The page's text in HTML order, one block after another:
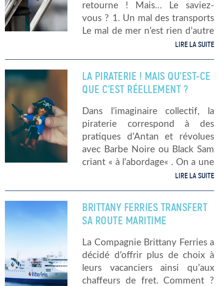
retourne ! Mais… Le saviez-
vous ? 1. Un mal des transports
Le mal de mer n’est rien d’autre
qu’un mal des transports…en
LIRE LA SUITE
LA PIRATERIE ! MAIS QU’EST-CE
QUE C’EST RÉELLEMENT ?
Dans l’imaginaire collectif, la
piraterie correspond à des
pratiques d’Antan et révolues
avec Barbe Noire ou Black Sam
criant « à l’abordage« . On a une
pensée émue pour les pirates
des […]
LIRE LA SUITE
BRITTANY FERRIES TRANSFERT
SA ROUTE MARITIME
La Compagnie Brittany Ferries a
décidé d’offrir plus de choix à
leurs vacanciers ainsi qu’aux
chaffeurs de fret. Comment ?